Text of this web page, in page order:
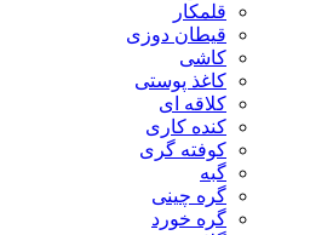
قلمکار
قیطان دوزی
کاشی
کاغذ پوستی
کلاقه ای
کنده کاری
کوفته گری
گبه
گره چینی
گره خورد